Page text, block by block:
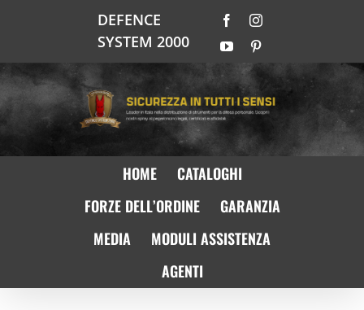
DEFENCE
SYSTEM 2000
FacebookInstagram
YouTubePinterest
HOME
CATALOGHI
FORZE DELL’ORDINE
GARANZIA
MEDIA
MODULI ASSISTENZA
AGENTI